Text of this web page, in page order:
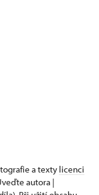
a texty licenci
autora |